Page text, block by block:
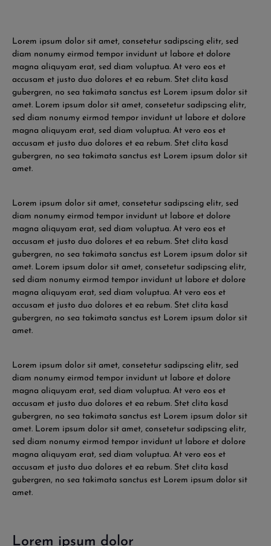
Lorem ipsum dolor sit amet, consetetur sadipscing elitr, sed
diam nonumy eirmod tempor invidunt ut labore et dolore
magna aliquyam erat, sed diam voluptua. At vero eos et
accusam et justo duo dolores et ea rebum. Stet clita kasd
gubergren, no sea takimata sanctus est Lorem ipsum dolor sit
amet. Lorem ipsum dolor sit amet, consetetur sadipscing elitr,
sed diam nonumy eirmod tempor invidunt ut labore et dolore
magna aliquyam erat, sed diam voluptua. At vero eos et
accusam et justo duo dolores et ea rebum. Stet clita kasd
gubergren, no sea takimata sanctus est Lorem ipsum dolor sit
amet.
Lorem ipsum dolor sit amet, consetetur sadipscing elitr, sed
diam nonumy eirmod tempor invidunt ut labore et dolore
magna aliquyam erat, sed diam voluptua. At vero eos et
accusam et justo duo dolores et ea rebum. Stet clita kasd
gubergren, no sea takimata sanctus est Lorem ipsum dolor sit
amet. Lorem ipsum dolor sit amet, consetetur sadipscing elitr,
sed diam nonumy eirmod tempor invidunt ut labore et dolore
magna aliquyam erat, sed diam voluptua. At vero eos et
accusam et justo duo dolores et ea rebum. Stet clita kasd
gubergren, no sea takimata sanctus est Lorem ipsum dolor sit
amet.
Lorem ipsum dolor sit amet, consetetur sadipscing elitr, sed
diam nonumy eirmod tempor invidunt ut labore et dolore
magna aliquyam erat, sed diam voluptua. At vero eos et
accusam et justo duo dolores et ea rebum. Stet clita kasd
gubergren, no sea takimata sanctus est Lorem ipsum dolor sit
amet. Lorem ipsum dolor sit amet, consetetur sadipscing elitr,
sed diam nonumy eirmod tempor invidunt ut labore et dolore
magna aliquyam erat, sed diam voluptua. At vero eos et
accusam et justo duo dolores et ea rebum. Stet clita kasd
gubergren, no sea takimata sanctus est Lorem ipsum dolor sit
amet.
Lorem ipsum dolor